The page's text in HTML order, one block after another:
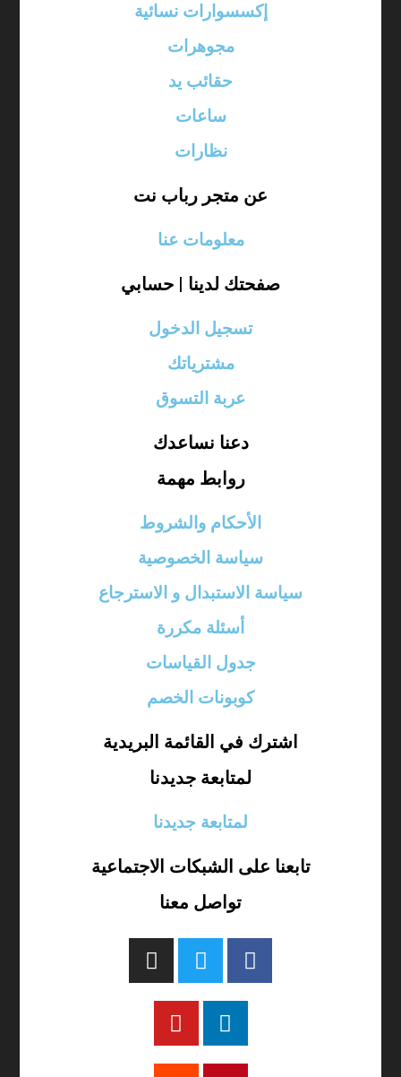
إكسسوارات نسائية
مجوهرات
حقائب يد
ساعات
نظارات
عن متجر رباب نت
معلومات عنا
صفحتك لدينا | حسابي
تسجيل الدخول
مشترياتك
عربة التسوق
دعنا نساعدك
روابط مهمة
الأحكام والشروط
سياسة الخصوصية
سياسة الاستبدال و الاسترجاع
أسئلة مكررة
جدول القياسات
كوبونات الخصم
اشترك في القائمة البريدية
لمتابعة جديدنا
لمتابعة جديدنا
تابعنا على الشبكات الاجتماعية
تواصل معنا